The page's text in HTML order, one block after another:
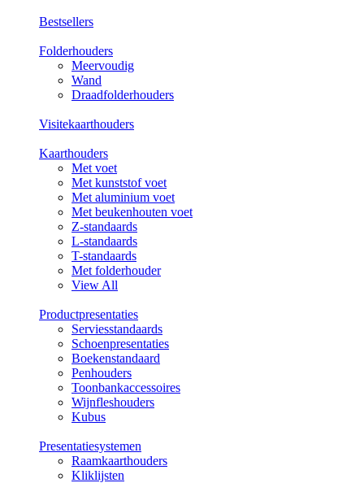
Bestsellers
Folderhouders
Meervoudig
Wand
Draadfolderhouders
Visitekaarthouders
Kaarthouders
Met voet
Met kunststof voet
Met aluminium voet
Met beukenhouten voet
Z-standaards
L-standaards
T-standaards
Met folderhouder
View All
Productpresentaties
Serviesstandaards
Schoenpresentaties
Boekenstandaard
Penhouders
Toonbankaccessoires
Wijnfleshouders
Kubus
Presentatiesystemen
Raamkaarthouders
Kliklijsten